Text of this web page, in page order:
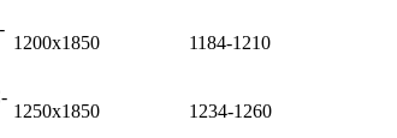
1200x1850 1184-1210
1250x1850 1234-1260